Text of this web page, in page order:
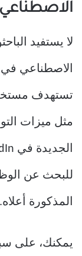
الاصطناعي
لا يستفيد
تستهدف
مثل ميزات
للبحث عن
المذكورة أعلاه.
يمكنك، على